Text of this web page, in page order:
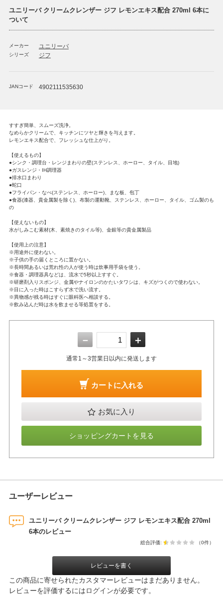
ユニリーバ クリームクレンザー ジフ レモンエキス配合 270ml 6本に
ついて
メーカー ユニリーバ
シリーズ ジフ
JANコード 4902111535630
すすぎ簡単、スムーズ洗浄。
なめらかクリームで、キッチンにツヤと輝きを与えます。
レモンエキス配合で、フレッシュな仕上がり。
【使えるもの】
●シンク・調理台・レンジまわりの壁(ステンレス、ホーロー、タイル、目地)
●ガスレンジ・IH調理器
●排水口まわり
●蛇口
●フライパン・なべ(ステンレス、ホーロー)、まな板、包丁
●食器(漆器、貴金属製を除く)、布製の運動靴、ステンレス、ホーロー、タイル、ゴム製のも
の
【使えないもの】
水がしみこむ素材(木、素焼きのタイル等)、金銀等の貴金属製品
【使用上の注意】
※用途外に使わない。
※子供の手の届くところに置かない。
※長時間あるいは荒れ性の人が使う時は炊事用手袋を使う。
※食器・調理器具などは、流水で5秒以上すすぐ。
※研磨剤入りスポンジ、金属やナイロンのかたいタワシは、キズがつくので使わない。
※目に入った時はこすらず水で洗い流す。
※異物感が残る時はすぐに眼科医へ相談する。
※飲み込んだ時は水を飲ませる等処置をする。
－ ＋
通常1～3営業日以内に発送します
カートに入れる
お気に入り
ショッピングカートを見る
ユーザーレビュー
ユニリーバ クリームクレンザー ジフ レモンエキス配合 270ml
6本のレビュー
総合評価: （0件）
レビューを書く
この商品に寄せられたカスタマーレビューはまだありません。
レビューを評価するにはログインが必要です。